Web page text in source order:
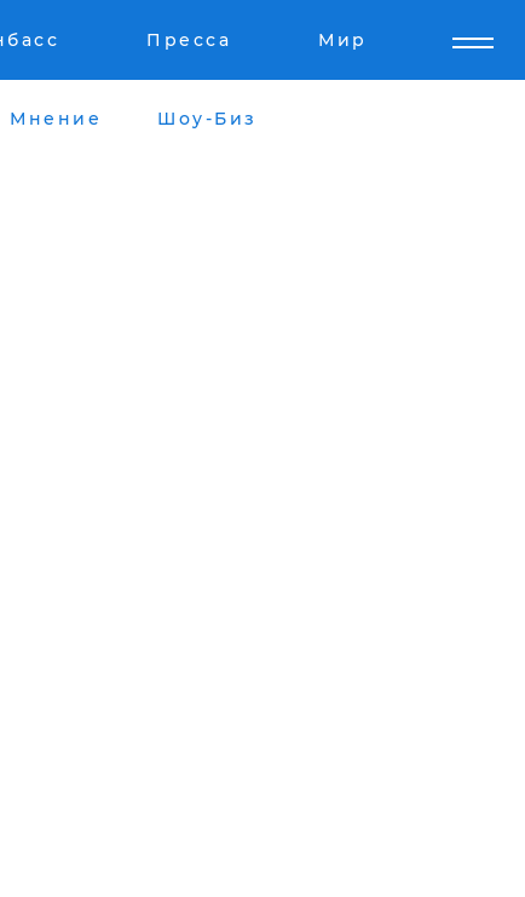
Пресса Мир
Мнение Шоу-Биз